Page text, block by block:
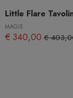
Little Flare
MAGIS
€ 340,00 €